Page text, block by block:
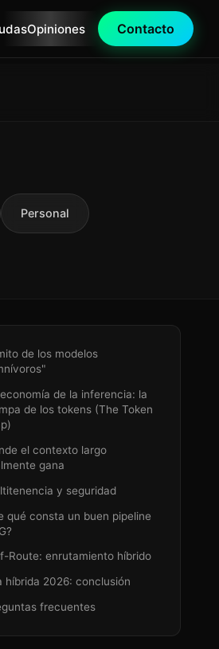
Opiniones Contacto
Personal
de los modelos
de la inferencia: la
de los tokens (The Token
el contexto largo
gana
y seguridad
qué consta un buen pipeline
Route: enrutamiento híbrido
híbrida 2026: conclusión
frecuentes